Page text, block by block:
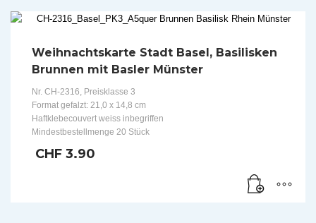
Weihnachtskarte Stadt Basel, Basilisken
Brunnen mit Basler Münster
Nr. CH-2316, Preisklasse 3
Format gefalzt: 21,0 x 14,8 cm
Haftklebecouvert weiss inbegriffen
Mindestbestellmenge 20 Stück
CHF 3.90